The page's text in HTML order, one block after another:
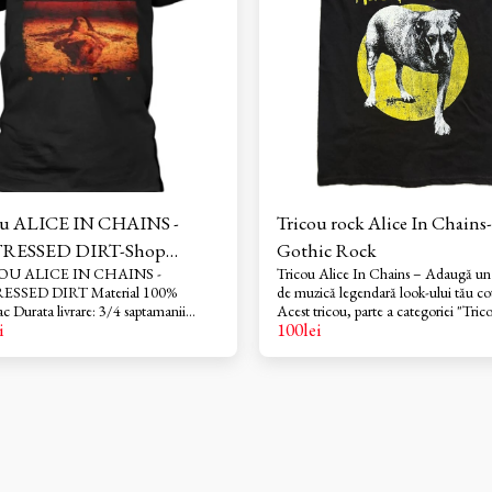
ALICE IN CHAINS -
DIRT-Shop
Rock
ALICE IN CHAINS -
DIRT Material 100%
Durata livrare: 3/4 saptamanii
la pre comanda!
Tricou rock Alice In
Gothic Rock
Tricou Alice In Chains – Adaugă un
de muzică legendară look-ului tău
Acest tricou, parte a categoriei
Rock formații legendare", este
100lei